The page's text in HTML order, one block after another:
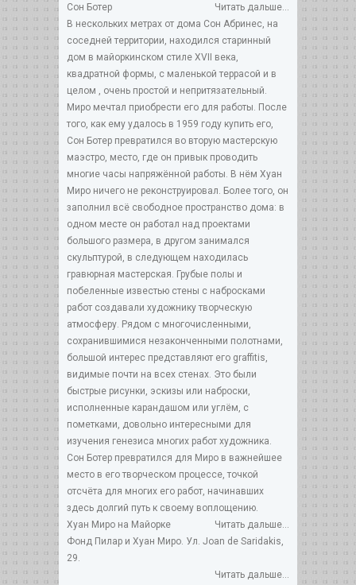
Читать дальше...
Сон Ботер
В нескольких метрах от дома Сон Абринес, на
соседней территории, находился старинный
дом в майоркинском стиле XVII века,
квадратной формы, с маленькой террасой и в
целом , очень простой и непритязательный.
Миро мечтал приобрести его для работы. После
того, как ему удалось в 1959 году купить его,
Сон Ботер превратился во вторую мастерскую
маэстро, место, где он привык проводить
многие часы напряжённой работы. В нём Хуан
Миро ничего не реконструировал. Более того, он
заполнил всё свободное пространство дома: в
одном месте он работал над проектами
большого размера, в другом занимался
скульптурой, в следующем находилась
гравюрная мастерская. Грубые полы и
побеленные известью стены с набросками
работ создавали художнику творческую
атмосферу. Рядом с многочисленными,
сохранившимися незаконченными полотнами,
большой интерес представляют его graffitis,
видимые почти на всех стенах. Это были
быстрые рисунки, эскизы или наброски,
исполненные карандашом или углём, с
пометками, довольно интересными для
изучения генезиса многих работ художника.
Сон Ботер превратился для Миро в важнейшее
место в его творческом процессе, точкой
отсчёта для многих его работ, начинавших
здесь долгий путь к своему воплощению.
Читать дальше...
Хуан Миро на Майорке
Фонд Пилар и Хуан Миро. Ул. Joan de Saridakis,
29.
Читать дальше...